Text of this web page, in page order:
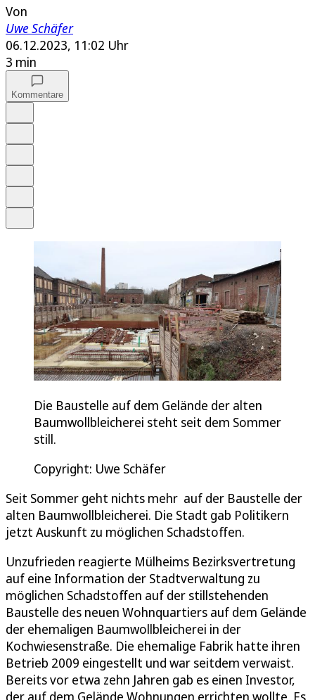
Von
Uwe Schäfer
06.12.2023, 11:02 Uhr
3 min
Kommentare
Die Baustelle auf dem Gelände der alten
Baumwollbleicherei steht seit dem Sommer
still.
Copyright: Uwe Schäfer
Seit Sommer geht nichts mehr auf der Baustelle der
alten Baumwollbleicherei. Die Stadt gab Politikern
jetzt Auskunft zu möglichen Schadstoffen.
Unzufrieden reagierte Mülheims Bezirksvertretung
auf eine Information der Stadtverwaltung zu
möglichen Schadstoffen auf der stillstehenden
Baustelle des neuen Wohnquartiers auf dem Gelände
der ehemaligen Baumwollbleicherei in der
Kochwiesenstraße. Die ehemalige Fabrik hatte ihren
Betrieb 2009 eingestellt und war seitdem verwaist.
Bereits vor etwa zehn Jahren gab es einen Investor,